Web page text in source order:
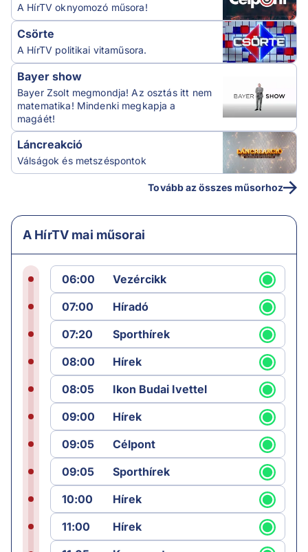
A HírTV oknyomozó műsora!
Csörte
A HírTV politikai vitaműsora.
Bayer show
Bayer Zsolt megmondja! Az osztás itt nem
matematika! Mindenki megkapja a
magáét!
Láncreakció
Válságok és metszéspontok
Tovább az összes műsorhoz
A HírTV mai műsorai
06:00
Vezércikk
07:00
Híradó
07:20
Sporthírek
08:00
Hírek
08:05
Ikon Budai Ivettel
09:00
Hírek
09:05
Célpont
09:05
Sporthírek
10:00
Hírek
11:00
Hírek